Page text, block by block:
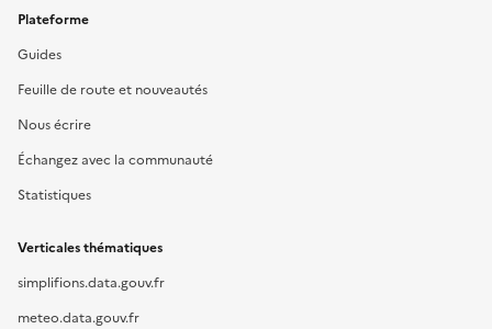
Plateforme
Guides
Feuille de route et nouveautés
Nous écrire
Échangez avec la communauté
Statistiques
Verticales thématiques
simplifions.data.gouv.fr
meteo.data.gouv.fr